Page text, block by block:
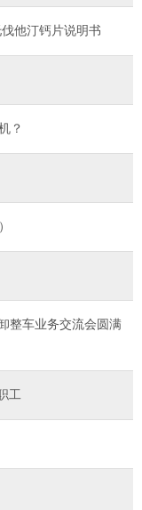
他汀钙片说明书
？
整车业务交流会圆满
工